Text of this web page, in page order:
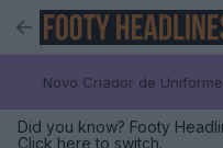
Novo Criador de
Did you know? Footy
Click here to switch.